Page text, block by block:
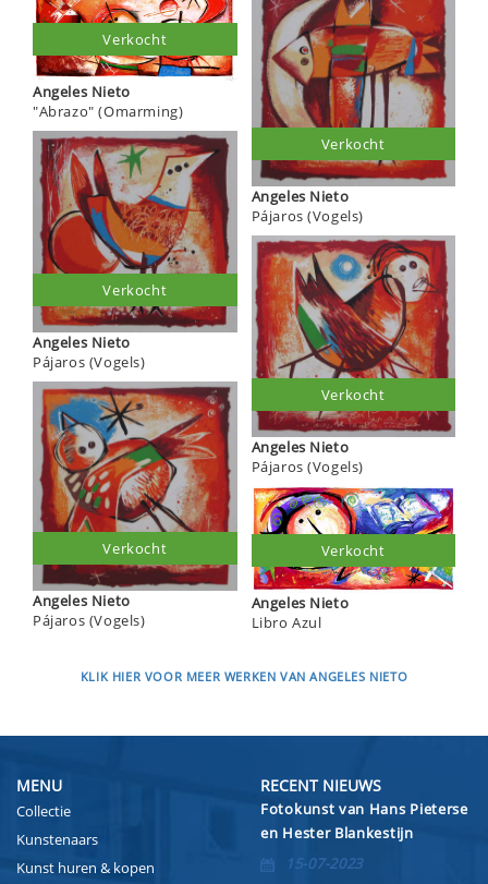
Angeles Nieto
"Abrazo" (Omarming)
Verkocht
Angeles Nieto
Pájaros (Vogels)
Verkocht
Angeles Nieto
Pájaros (Vogels)
Verkocht
Angeles Nieto
Pájaros (Vogels)
Verkocht
Angeles Nieto
Pájaros (Vogels)
Verkocht
Angeles Nieto
Libro Azul
Verkocht
KLIK HIER VOOR MEER WERKEN VAN ANGELES NIETO
MENU
Collectie
Kunstenaars
Kunst huren & kopen
RECENT NIEUWS
Fotokunst van Hans Pieterse
en Hester Blankestijn
15-07-2023